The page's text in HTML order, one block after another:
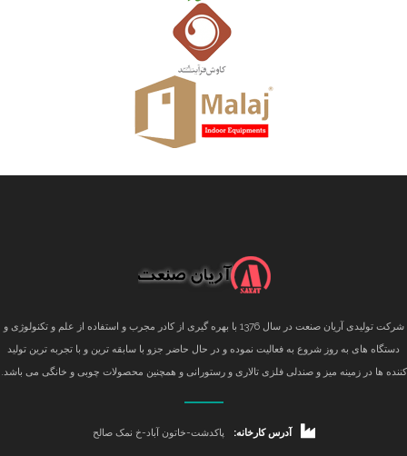
شرکت تولیدی آریان صنعت در سال 1376 با بهره گیری از کادر مجرب و استفاده از علم و تکنولوژی و
دستگاه های به روز شروع به فعالیت نموده و در حال حاضر جزو با سابقه ترین و با تجربه ترین تولید
کننده ها در زمینه میز و صندلی فلزی تالاری و رستورانی و همچنین محصولات چوبی و خانگی می باشد.
آدرس کارخانه: پاکدشت-خاتون آباد-خ نمک صالح